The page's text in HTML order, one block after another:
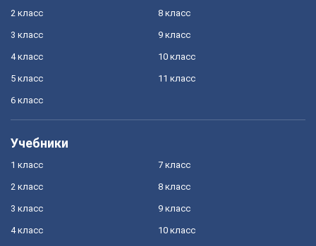
2 класс
3 класс
4 класс
5 класс
6 класс
8 класс
9 класс
10 класс
11 класс
Учебники
1 класс
2 класс
3 класс
4 класс
7 класс
8 класс
9 класс
10 класс